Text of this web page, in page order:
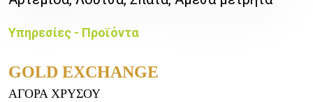
Υπηρεσίες - Προϊόντα
GOLD EXCHANGE
ΑΓΟΡΑ ΧΡΥΣΟΥ